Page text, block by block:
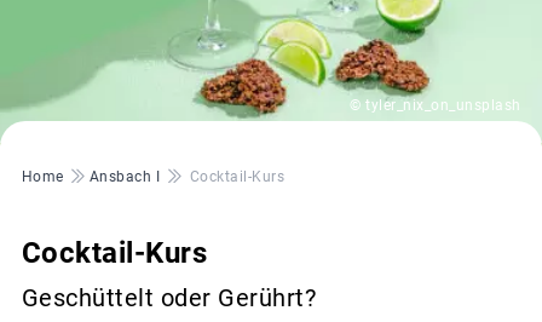
© tyler_nix_on_unsplash
Pfadnavigation
Home Ansbach I Cocktail-Kurs
Cocktail-Kurs
Geschüttelt oder Gerührt?